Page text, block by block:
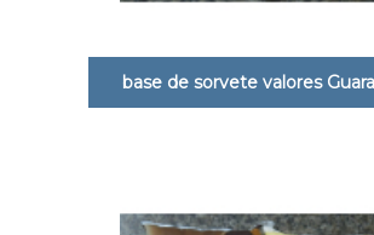
base de sorvete valores